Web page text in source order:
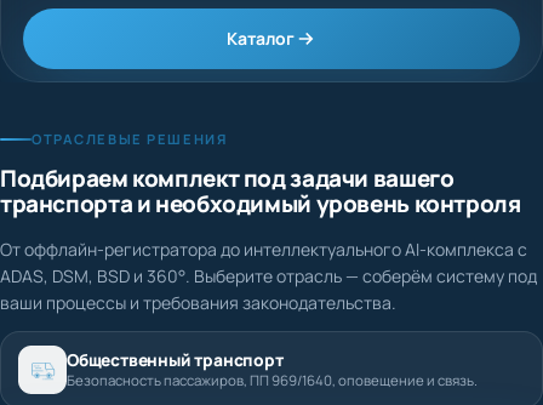
Каталог
ОТРАСЛЕВЫЕ РЕШЕНИЯ
Подбираем комплект под задачи вашего
транспорта и необходимый уровень контроля
От оффлайн-регистратора до интеллектуального AI-комплекса с
ADAS, DSM, BSD и 360°. Выберите отрасль — соберём систему под
ваши процессы и требования законодательства.
Общественный транспорт
Безопасность пассажиров, ПП 969/1640, оповещение и связь.